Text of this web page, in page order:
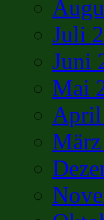
Juli
Juni
Mai
April